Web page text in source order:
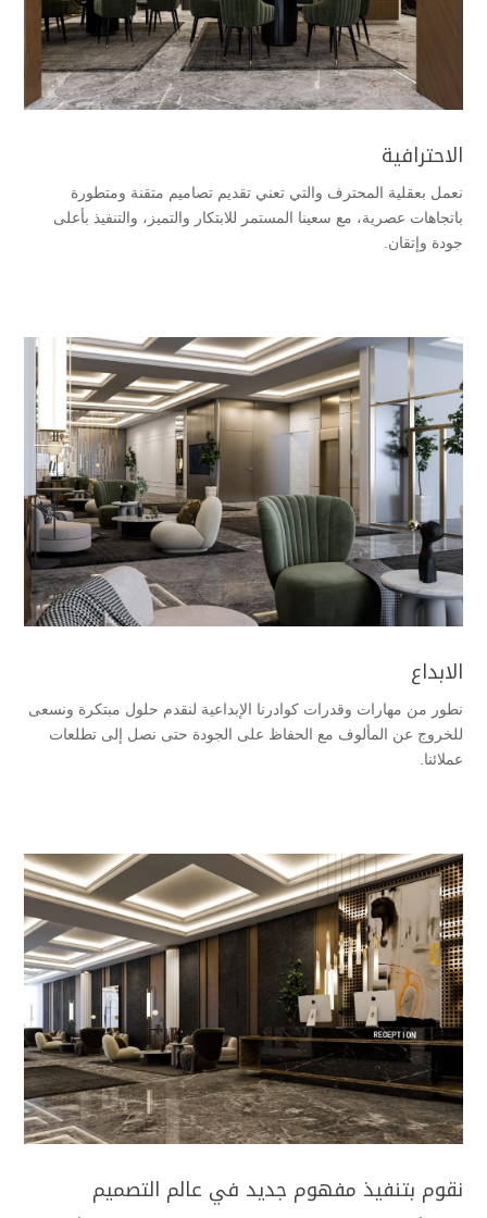
الاحترافية
نعمل بعقلية المحترف والتي تعني تقديم تصاميم متقنة ومتطورة
باتجاهات عصرية، مع سعينا المستمر للابتكار والتميز، والتنفيذ بأعلى
جودة وإتقان.
الابداع
نطور من مهارات وقدرات كوادرنا الإبداعية لنقدم حلول مبتكرة ونسعى
للخروج عن المألوف مع الحفاظ على الجودة حتى نصل إلى تطلعات
عملائنا.
نقوم بتنفيذ مفهوم جديد في عالم التصميم